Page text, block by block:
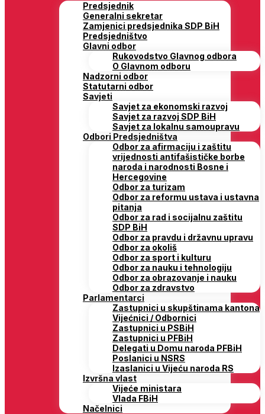
Predsjednik
Generalni sekretar
Zamjenici predsjednika SDP BiH
Predsjedništvo
Glavni odbor
Rukovodstvo Glavnog odbora
O Glavnom odboru
Nadzorni odbor
Statutarni odbor
Savjeti
Savjet za ekonomski razvoj
Savjet za razvoj SDP BiH
Savjet za lokalnu samoupravu
Odbori Predsjedništva
Odbor za afirmaciju i zaštitu
vrijednosti antifašističke borbe
naroda i narodnosti Bosne i
Hercegovine
Odbor za turizam
Odbor za reformu ustava i ustavna
pitanja
Odbor za rad i socijalnu zaštitu
SDP BiH
Odbor za pravdu i državnu upravu
Odbor za okoliš
Odbor za sport i kulturu
Odbor za nauku i tehnologiju
Odbor za obrazovanje i nauku
Odbor za zdravstvo
Parlamentarci
Zastupnici u skupštinama kantona
Vijećnici / Odbornici
Zastupnici u PSBiH
Zastupnici u PFBiH
Delegati u Domu naroda PFBiH
Poslanici u NSRS
Izaslanici u Vijeću naroda RS
Izvršna vlast
Vijeće ministara
Vlada FBiH
Načelnici